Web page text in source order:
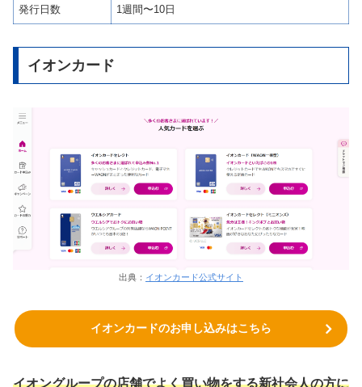
発行日数 1週間〜10日
イオンカード
出典： イオンカード公式サイト
イオンカードのお申し込みはこちら
イオングループの店舗でよく買い物をする新社会人の方に